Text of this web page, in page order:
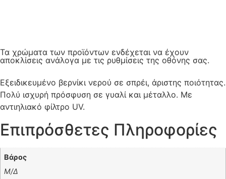
Τα χρώματα των προϊόντων ενδέχεται να έχουν
αποκλίσεις ανάλογα με τις ρυθμίσεις της οθόνης σας.
Εξειδικευμένο βερνίκι νερού σε σπρέι, άριστης ποιότητας.
Πολύ ισχυρή πρόσφυση σε γυαλί και μέταλλο. Με
αντιηλιακό φίλτρο UV.
Επιπρόσθετες Πληροφορίες
Βάρος
Μ/Δ